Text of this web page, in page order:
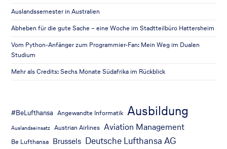
Auslandssemester in Australien
Abheben für die gute Sache – eine Woche im Stadtteilbüro Hattersheim
Vom Python-Anfänger zum Programmier-Fan: Mein Weg im Dualen
Studium
Mehr als Credits: Sechs Monate Südafrika im Rückblick
#BeLufthansa Angewandte Informatik Ausbildung
Auslandseinsatz Austrian Airlines Aviation Management
Be Lufthansa Brussels Deutsche Lufthansa AG